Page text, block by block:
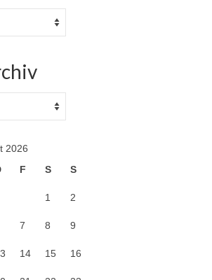
2026
F S S
1 2
7 8 9
14 15 16